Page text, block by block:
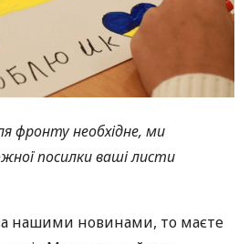
фронту необхідне, ми
посилки ваші листи
нашими новинами, то маєте